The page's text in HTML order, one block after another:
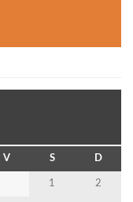
V S D
1 2